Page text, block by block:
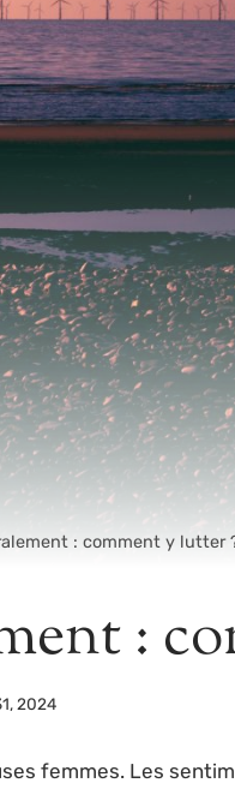
: comment y lutter
:
2024
femmes. Les